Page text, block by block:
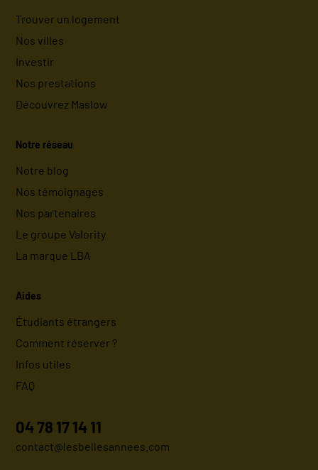
Trouver un logement
Nos villes
Investir
Nos prestations
Découvrez Maslow
Notre réseau
Notre blog
Nos témoignages
Nos partenaires
Le groupe Valority
La marque LBA
Aides
Étudiants étrangers
Comment réserver ?
Infos utiles
FAQ
04 78 17 14 11
contact@lesbellesannees.com